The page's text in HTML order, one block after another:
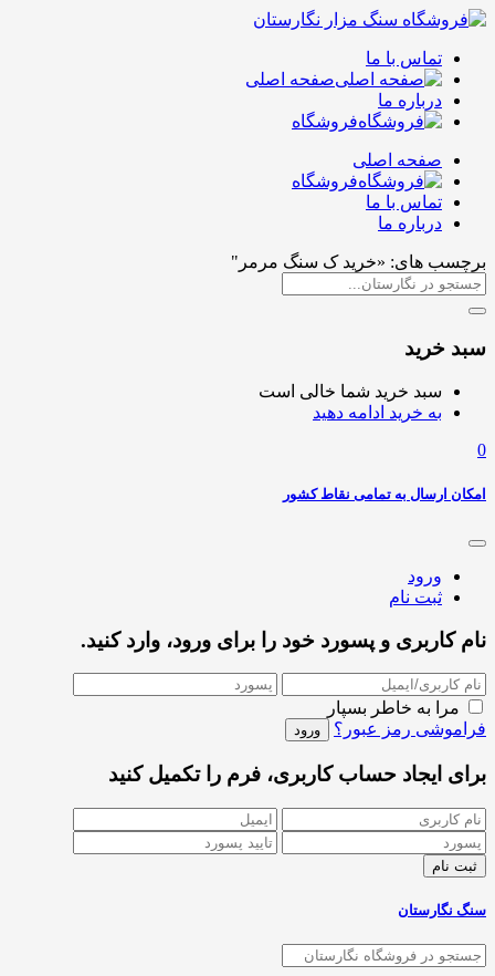
تماس با ما
صفحه اصلی
درباره ما
فروشگاه
صفحه اصلی
فروشگاه
تماس با ما
درباره ما
برچسب های: «خرید ک سنگ مرمر"
سبد خرید
سبد خرید شما خالی است
به خرید ادامه دهید
0
امکان ارسال به تمامی نقاط کشور
ورود
ثبت نام
نام کاربری و پسورد خود را برای ورود، وارد کنید.
مرا به خاطر بسپار
فراموشی رمز عبور؟
برای ایجاد حساب کاربری، فرم را تکمیل کنید
سنگ نگارستان